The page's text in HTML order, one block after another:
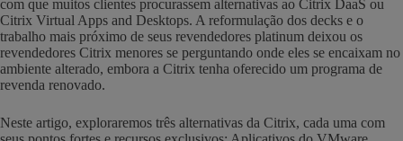
com que muitos clientes procurassem alternativas ao Citrix DaaS ou
Citrix Virtual Apps and Desktops. A reformulação dos decks e o
trabalho mais próximo de seus revendedores platinum deixou os
revendedores Citrix menores se perguntando onde eles se encaixam no
ambiente alterado, embora a Citrix tenha oferecido um programa de
revenda renovado.
Neste artigo, exploraremos três alternativas da Citrix, cada uma com